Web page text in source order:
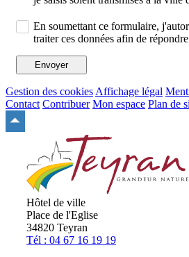
En soumettant ce formulaire,
traiter ces données afin de
Envoyer
Gestion des cookies Affichage légal
Contact Contribuer Mon espace Plan de
site
Hôtel de ville
Place de l'Eglise
34820 Teyran
Tél : 04 67 16 19 19